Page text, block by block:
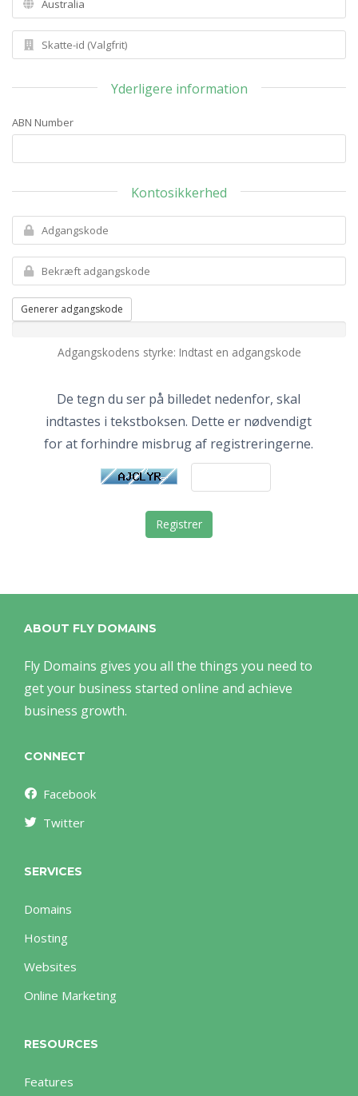
Yderligere information
ABN Number
Kontosikkerhed
Generer adgangskode
Adgangskodens styrke: Indtast en adgangskode
De tegn du ser på billedet nedenfor, skal
indtastes i tekstboksen. Dette er nødvendigt
for at forhindre misbrug af registreringerne.
ABOUT FLY DOMAINS
Fly Domains gives you all the things you need to
get your business started online and achieve
business growth.
CONNECT
Facebook
Twitter
SERVICES
Domains
Hosting
Websites
Online Marketing
RESOURCES
Features